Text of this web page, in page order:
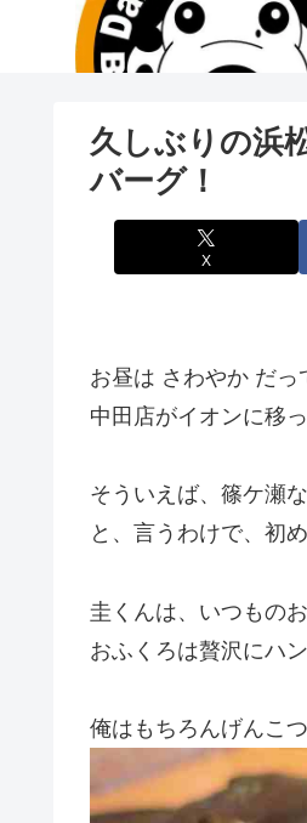
久しぶりの浜
バーグ！
X
お昼は さわやか だっ
中田店がイオンに移
そういえば、篠ケ瀬
と、言うわけで、初
圭くんは、いつもの
おふくろは贅沢にハ
俺はもちろんげんこ